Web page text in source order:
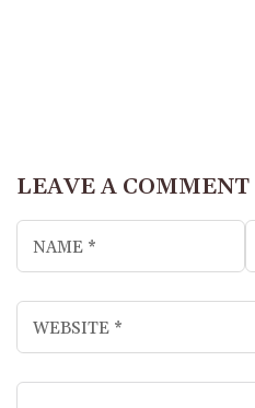
LEAVE A COMMENT